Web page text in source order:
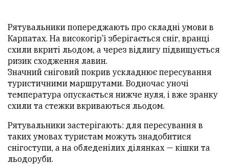
Рятувальники попереджають про складні умови в
Карпатах. На високогір’ї зберігається сніг, вранці
схили вкриті льодом, а через відлигу підвищується
ризик сходження лавин.
Значний сніговий покрив ускладнює пересування
туристичними маршрутами. Водночас уночі
температура опускається нижче нуля, і вже зранку
схили та стежки вкриваються льодом.
Рятувальники застерігають: для пересування в
таких умовах туристам можуть знадобитися
снігоступи, а на обледенілих ділянках — кішки та
льодоруби.